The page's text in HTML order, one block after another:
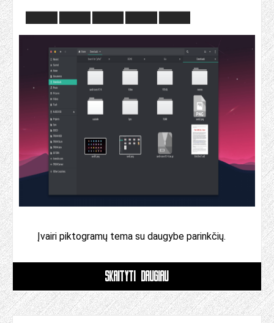
Įvairi piktogramų tema su daugybe parinkčių.
SKAITYTI DAUGIAU